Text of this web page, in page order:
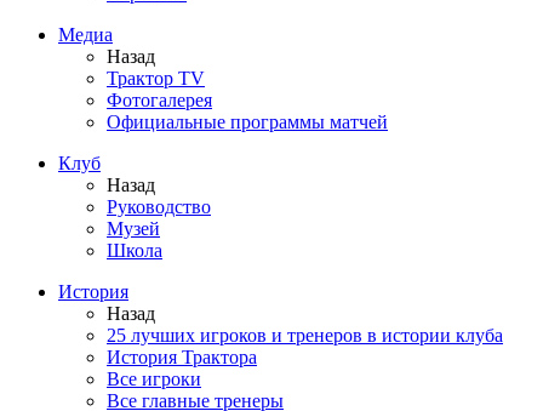
Медиа
Назад
Трактор TV
Фотогалерея
Официальные программы матчей
Клуб
Назад
Руководство
Музей
Школа
История
Назад
25 лучших игроков и тренеров в истории клуба
История Трактора
Все игроки
Все главные тренеры